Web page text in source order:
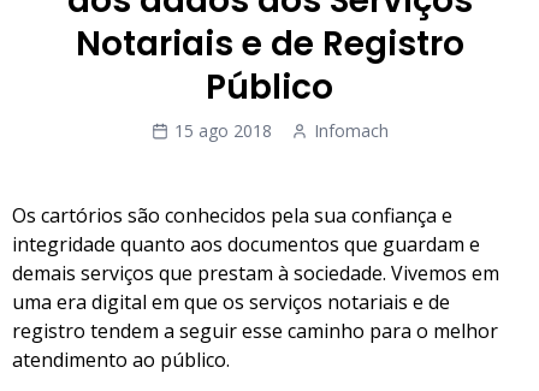
Notariais e de Registro
Público
15 ago 2018 Infomach
Os cartórios são conhecidos pela sua confiança e
integridade quanto aos documentos que guardam e
demais serviços que prestam à sociedade. Vivemos em
uma era digital em que os serviços notariais e de
registro tendem a seguir esse caminho para o melhor
atendimento ao público.